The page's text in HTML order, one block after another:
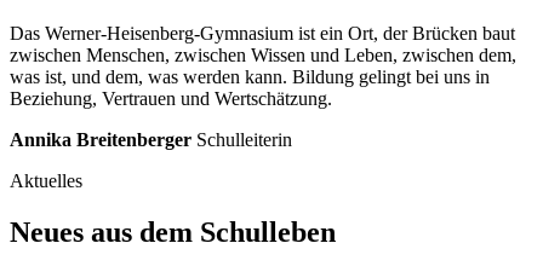
Das Werner-Heisenberg-Gymnasium ist ein Ort, der Brücken baut
zwischen Menschen, zwischen Wissen und Leben, zwischen dem,
was ist, und dem, was werden kann. Bildung gelingt bei uns in
Beziehung, Vertrauen und Wertschätzung.
Annika Breitenberger Schulleiterin
Aktuelles
Neues aus dem Schulleben